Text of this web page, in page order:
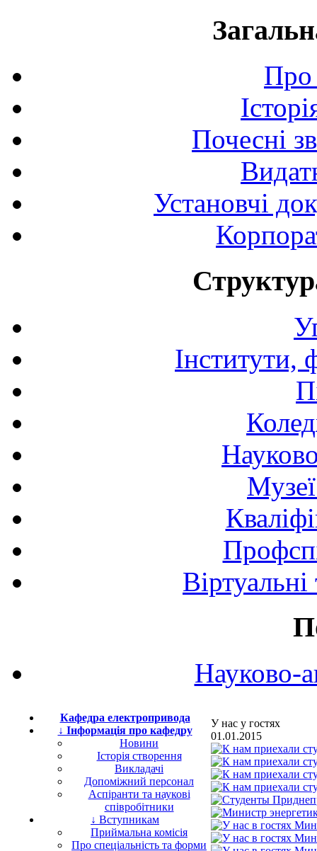
Про
Почесні
Установчі
Інститути,
Науково-
Кафедра електропривода
↓ Інформація про кафедру
Новини
Історія створення
Викладачі
Допоміжний персонал
Аспіранти та наукові
співробітники
↓ Вступникам
Приймальна комісія
Про спеціальність та форми
У нас у гостях
01.01.2015